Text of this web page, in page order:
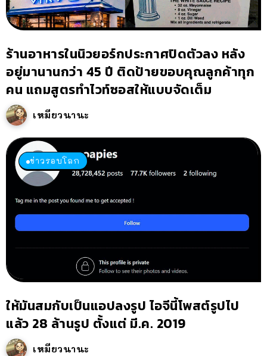
ร้านอาหารในนิวยอร์กประกาศปิดตัวลง หลัง
อยู่มานานกว่า 45 ปี ติดป้ายขอบคุณลูกค้าทุก
คน แถมสูตรทำไวท์ซอสให้แบบจัดเต็ม
เหมียวนานะ
ข่าวรอบโลก
ให้มันสมกับเป็นแอปลงรูป ไอจีนี้โพสต์รูปไป
แล้ว 28 ล้านรูป ตั้งแต่ มี.ค. 2019
เหมียวนานะ